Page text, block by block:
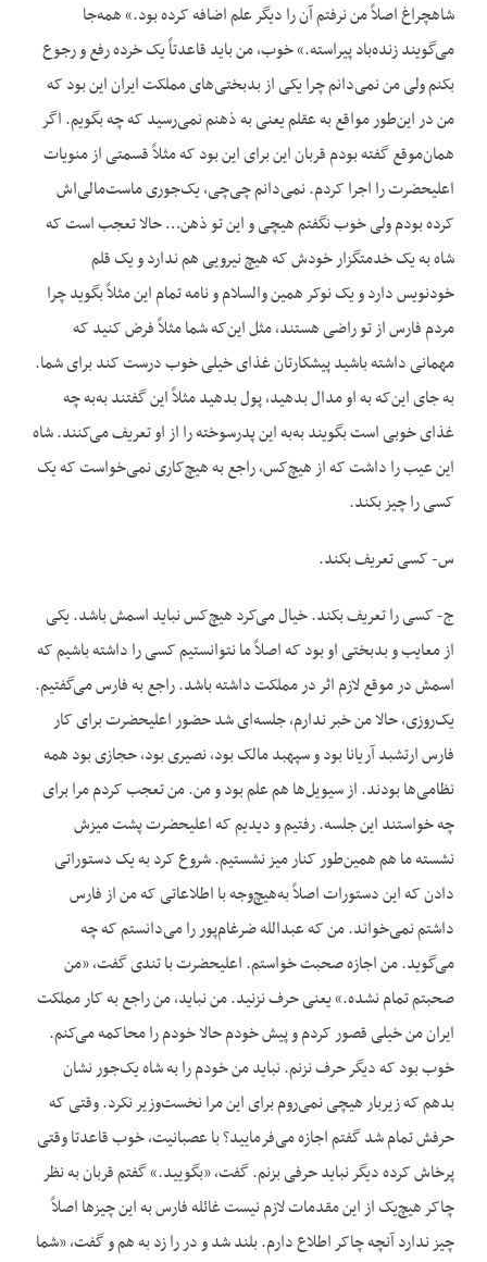
شاهچراغ اصلاً من نرفتم آن را دیگر علم اضافه کرده بود.» همه‌جا
می‌گویند زنده‌باد پیراسته.» خوب، من باید قاعدتاً یک خرده رفع و رجوع
بکنم ولی من نمی‌دانم چرا یکی از بدبختی‌های مملکت ایران این بود که
من در این‌طور مواقع به عقلم یعنی به ذهنم نمی‌رسید که چه بگویم. اگر
همان‌موقع گفته بودم قربان این برای این بود که مثلاً قسمتی از منویات
اعلیحضرت را اجرا کردم. نمی‌دانم چی‌چی، یک‌جوری ماست‌مالی‌اش
کرده بودم ولی خوب نگفتم هیچی و این تو ذهن… حالا تعجب است که
شاه به یک خدمتگزار خودش که هیچ نیرویی هم ندارد و یک قلم
خودنویس دارد و یک نوکر همین والسلام و نامه تمام این مثلاً بگوید چرا
مردم فارس از تو راضی هستند، مثل این‌که شما مثلاً فرض کنید که
مهمانی داشته باشید پیشکارتان غذای خیلی خوب درست کند برای شما.
به جای این‌که به او مدال بدهید، پول بدهید مثلاً این گفتند به‌به چه
غذای خوبی است بگویند به‌به این پدرسوخته را از او تعریف می‌کنند. شاه
این عیب را داشت که از هیچ‌کس، راجع به هیچ‌کاری نمی‌خواست که یک
کسی را چیز بکند.
س- کسی تعریف بکند.
ج- کسی را تعریف بکند. خیال می‌کرد هیچ‌کس نباید اسمش باشد. یکی
از معایب و بدبختی او بود که اصلاً ما نتوانستیم کسی را داشته باشیم که
اسمش در موقع لازم اثر در مملکت داشته باشد. راجع به فارس می‌گفتیم.
یک‌روزی، حالا من خبر ندارم، جلسه‌ای شد حضور اعلیحضرت برای کار
فارس ارتشبد آریانا بود و سپهبد مالک بود، نصیری بود، حجازی بود همه
نظامی‌ها بودند. از سیویل‌ها هم علم بود و من. من تعجب کردم مرا برای
چه خواستند این جلسه. رفتیم و دیدیم که اعلیحضرت پشت میزش
نشسته ما هم همین‌طور کنار میز نشستیم. شروع کرد به یک دستوراتی
دادن که این دستورات اصلاً به‌هیچ‌وجه با اطلاعاتی که من از فارس
داشتم نمی‌خواند. من که عبدالله ضرغام‌پور را می‌دانستم که چه
می‌گوید. من اجازه صحبت خواستم. اعلیحضرت با تندی گفت، «من
صحبتم تمام نشده.» یعنی حرف نزنید. من نباید، من راجع به کار مملکت
ایران من خیلی قصور کردم و پیش خودم حالا خودم را محاکمه می‌کنم.
خوب بود که دیگر حرف نزنم. نباید من خودم را به شاه یک‌جور نشان
بدهم که زیربار هیچی نمی‌روم برای این مرا نخست‌وزیر نکرد. وقتی که
حرفش تمام شد گفتم اجازه می‌فرمایید؟ با عصبانیت، خوب قاعدتا وقتی
پرخاش کرده دیگر نباید حرفی بزنم. گفت، «بگویید.» گفتم قربان به نظر
چاکر هیچ‌یک از این مقدمات لازم نیست غائله فارس به این چیزها اصلاً
چیز ندارد آنچه چاکر اطلاع دارم. بلند شد و در را زد به هم و گفت، «شما